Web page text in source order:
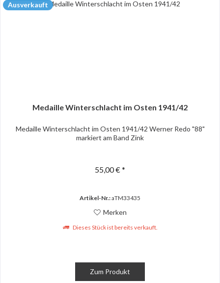
Ausverkauft
Medaille Winterschlacht im Osten 1941/42
Medaille Winterschlacht im Osten 1941/42 Werner Redo "88"
markiert am Band Zink
55,00 € *
Artikel-Nr.:aTM33435
Merken
Dieses Stück ist bereits verkauft.
Zum Produkt